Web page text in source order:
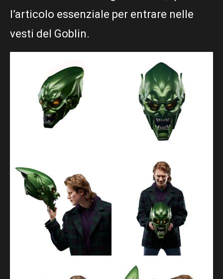
l’articolo essenziale per entrare nelle
vesti del Goblin.